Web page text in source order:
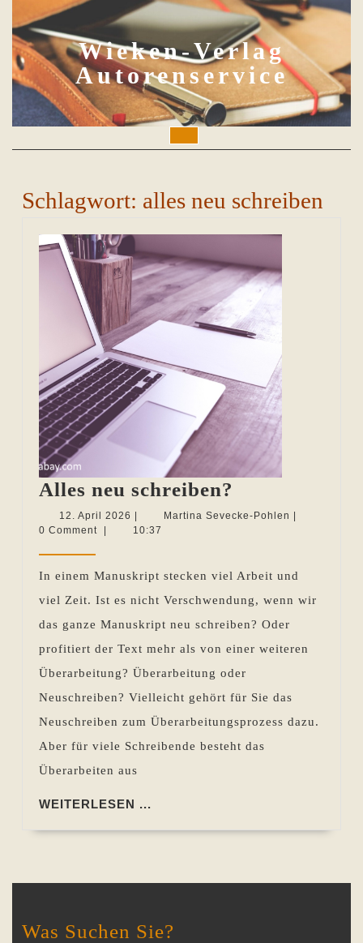
to
content
Wieken-Verlag
Autorenservice
Button
Schlagwort: alles neu schreiben
Alles neu schreiben?
neu
12. April 2026 12.
April
Martina Sevecke-Pohlen Martina
0 Comment
10:37
In einem Manuskript stecken viel Arbeit und
viel Zeit. Ist es nicht Verschwendung, wenn wir
das ganze Manuskript neu schreiben? Oder
profitiert der Text mehr als von einer weiteren
Überarbeitung? Überarbeitung oder
Neuschreiben? Vielleicht gehört für Sie das
Neuschreiben zum Überarbeitungsprozess dazu.
Aber für viele Schreibende besteht das
Überarbeiten aus
WEITERLESEN ...
Was Suchen Sie?